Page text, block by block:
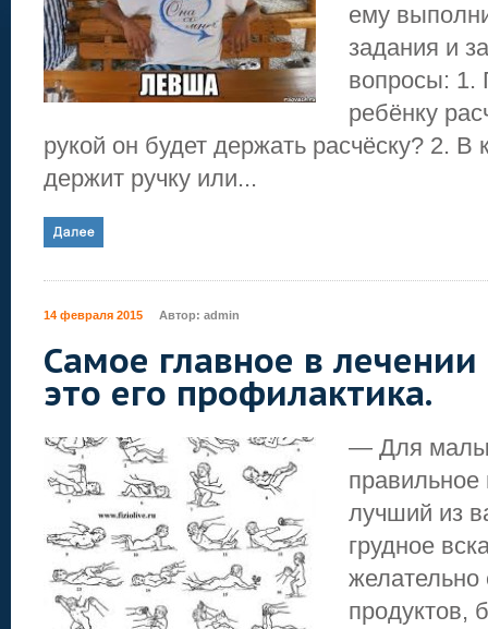
ему
задания и
вопросы: 1.
ребёнку
рукой он будет держать расчёску? 2. В
держит ручку или...
14 февраля 2015 Автор: admin
Самое главное в лечении
это его профилактика.
— Для
лучший из
грудное
продуктов,